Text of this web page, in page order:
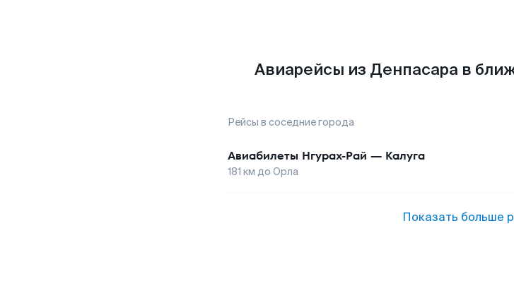
Авиарейсы из Денпасара в
Рейсы в соседние города
Авиабилеты Нгурах-Рай — Калуга
181 км до Орла
Показать больше